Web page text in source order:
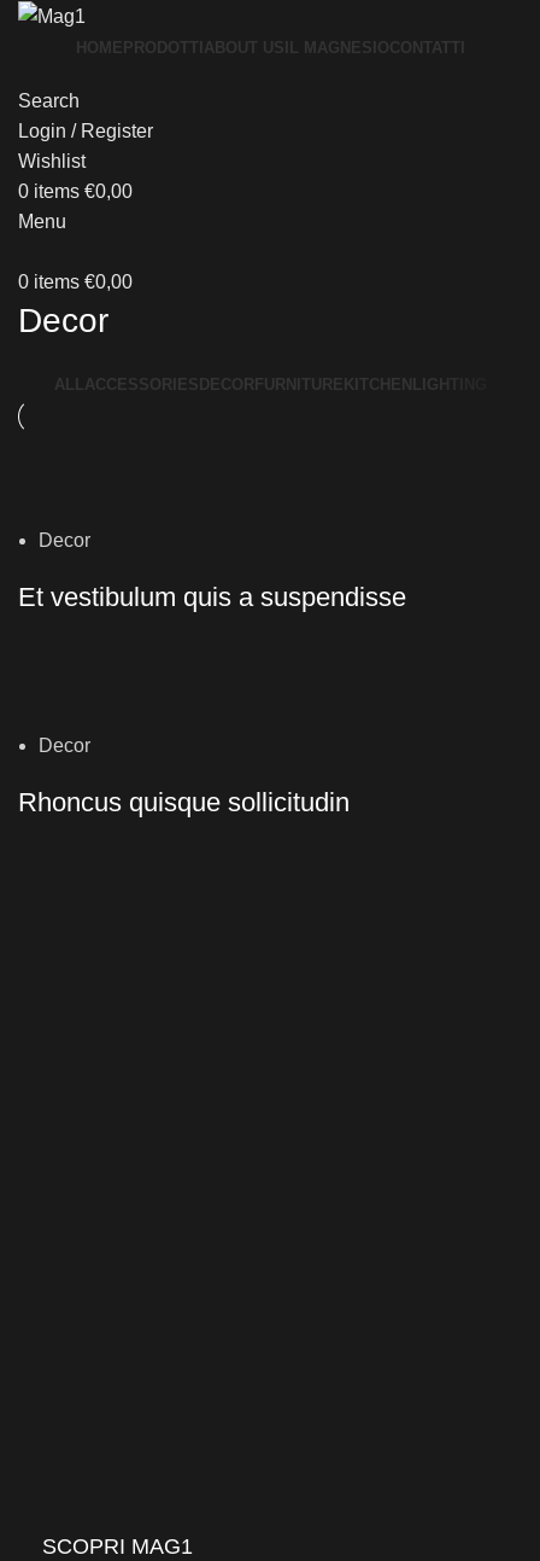
HOME PRODOTTI ABOUT US IL MAGNESIOCONTATTI
Search
Login / Register
Wishlist
0 items €0,00
Menu
0 items €0,00
Decor
ALLACCESSORIES DECOR FURNITURE KITCHEN LIGHTING
Decor
Et vestibulum quis a suspendisse
Decor
Rhoncus quisque sollicitudin
SCOPRI MAG1